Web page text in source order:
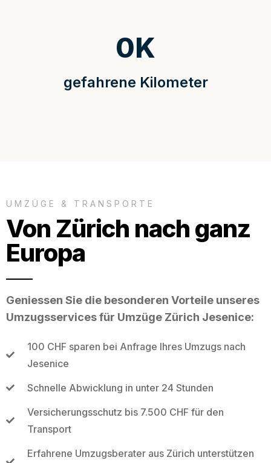
gefahrene Kilometer
0K
UMZÜGE & TRANSPORTE
Von Zürich nach ganz
Europa
Geniessen Sie die besonderen Vorteile unseres
Umzugsservices für Umzüge Zürich Jesenice:
100 CHF sparen bei Anfrage Ihres Umzugs nach
Jesenice
Schnelle Abwicklung in unter 24 Stunden
Versicherungsschutz bis 7.500 CHF für den
Transport
Erfahrene Umzugsberater aus Zürich unterstützen